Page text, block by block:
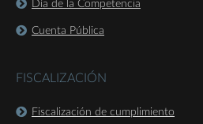
Día de la Competencia
Cuenta Pública
FISCALIZACIÓN
Fiscalización de cumplimiento